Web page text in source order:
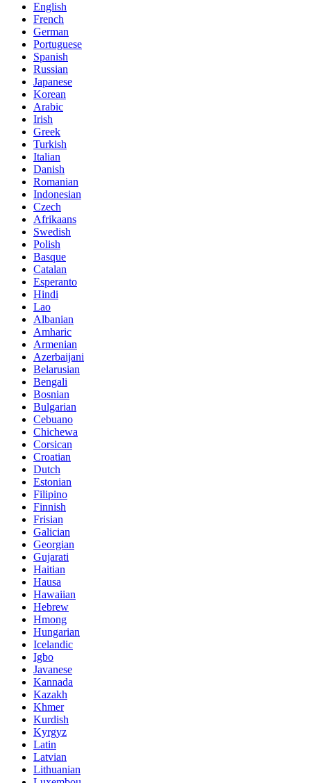
English
French
German
Portuguese
Spanish
Russian
Japanese
Korean
Arabic
Irish
Greek
Turkish
Italian
Danish
Romanian
Indonesian
Czech
Afrikaans
Swedish
Polish
Basque
Catalan
Esperanto
Hindi
Lao
Albanian
Amharic
Armenian
Azerbaijani
Belarusian
Bengali
Bosnian
Bulgarian
Cebuano
Chichewa
Corsican
Croatian
Dutch
Estonian
Filipino
Finnish
Frisian
Galician
Georgian
Gujarati
Haitian
Hausa
Hawaiian
Hebrew
Hmong
Hungarian
Icelandic
Igbo
Javanese
Kannada
Kazakh
Khmer
Kurdish
Kyrgyz
Latin
Latvian
Lithuanian